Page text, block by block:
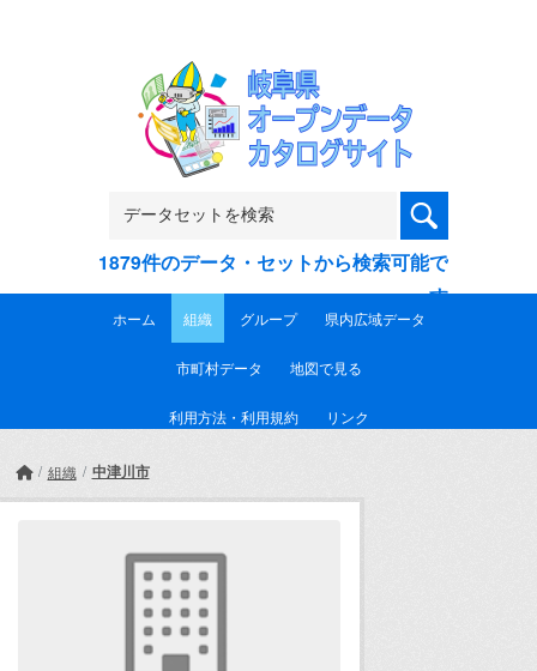
1879件のデータ・セットから検索可能で
す
ホーム 組織 グループ 県内広域データ
市町村データ 地図で見る
利用方法・利用規約 リンク
組織 中津川市